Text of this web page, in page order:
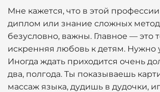
Мне кажется, что в этой
диплом или знание сложных
безусловно, важны. Главное — это
искренняя любовь к детям. Нужно
Иногда ждать приходится очень
два, полгода. Ты показываешь
массаж языка, дудишь в дудочки,